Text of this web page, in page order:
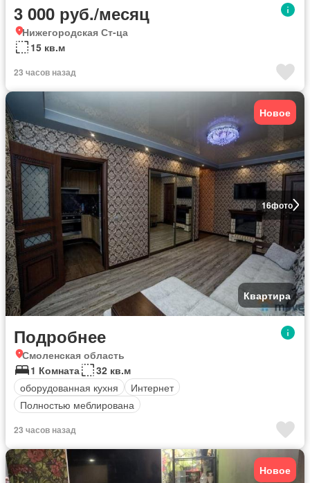
3 000 руб./месяц
Нижегородская Ст-ца
15 кв.м
23 часов назад
16фото
Новое
Квартира
Подробнее
Смоленская область
1 Комната
32 кв.м
оборудованная кухня
Интернет
Полностью меблирована
23 часов назад
Новое